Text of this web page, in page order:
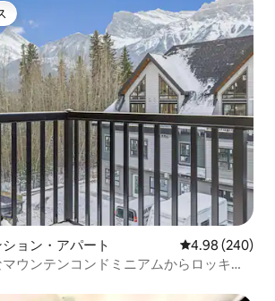
イスです。
ョン・アパート レビュー240
4.98 (240)
ウンテンコンドミニアムからロッキー